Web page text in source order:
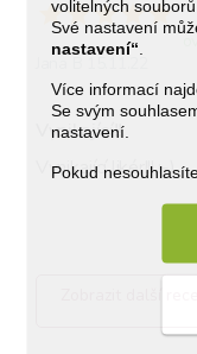
volitelných souborů
Své nastavení
nastavení“
Více informací
Se svým
nastavení.
Pokud
Vynikající!!
Vynikající likér!!! :-)
Zobrazit další